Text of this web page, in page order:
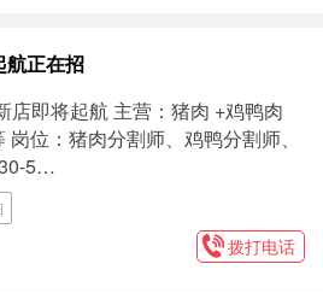
航正在招
店即将起航 主营：猪肉 +鸡鸭肉
位：猪肉分割师、鸡鸭分割师、
5…
拨打电话